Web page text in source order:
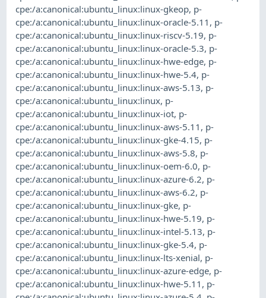
cpe:/a:canonical:ubuntu_linux:linux-gkeop, p-
cpe:/a:canonical:ubuntu_linux:linux-oracle-5.11 , p-
cpe:/a:canonical:ubuntu_linux:linux-riscv-5.19, p-
cpe:/a:canonical:ubuntu_linux:linux-oracle-5.3, p-
cpe:/a:canonical:ubuntu_linux:linux-hwe-edge, p-
cpe:/a:canonical:ubuntu_linux:linux-hwe-5.4, p-
cpe:/a:canonical:ubuntu_linux:linux-aws-5.13, p-
cpe:/a:canonical:ubuntu_linux:linux, p-
cpe:/a:canonical:ubuntu_linux:linux-iot, p-
cpe:/a:canonical:ubuntu_linux:linux-aws-5.11 , p-
cpe:/a:canonical:ubuntu_linux:linux-gke-4.15, p-
cpe:/a:canonical:ubuntu_linux:linux-aws-5.8, p-
cpe:/a:canonical:ubuntu_linux:linux-oem-6.0, p-
cpe:/a:canonical:ubuntu_linux:linux-azure-6.2, p-
cpe:/a:canonical:ubuntu_linux:linux-aws-6.2, p-
cpe:/a:canonical:ubuntu_linux:linux-gke, p-
cpe:/a:canonical:ubuntu_linux:linux-hwe-5.19, p-
cpe:/a:canonical:ubuntu_linux:linux-intel-5.13, p-
cpe:/a:canonical:ubuntu_linux:linux-gke-5.4, p-
cpe:/a:canonical:ubuntu_linux:linux-lts-xenial, p-
cpe:/a:canonical:ubuntu_linux:linux-azure-edge, p-
cpe:/a:canonical:ubuntu_linux:linux-hwe-5.11 , p-